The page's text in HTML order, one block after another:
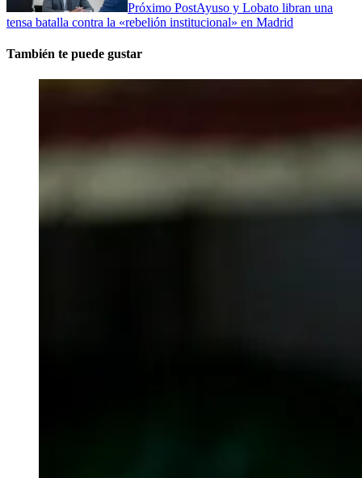
Próximo PostAyuso y Lobato libran una
tensa batalla contra la «rebelión institucional» en Madrid
También te puede gustar